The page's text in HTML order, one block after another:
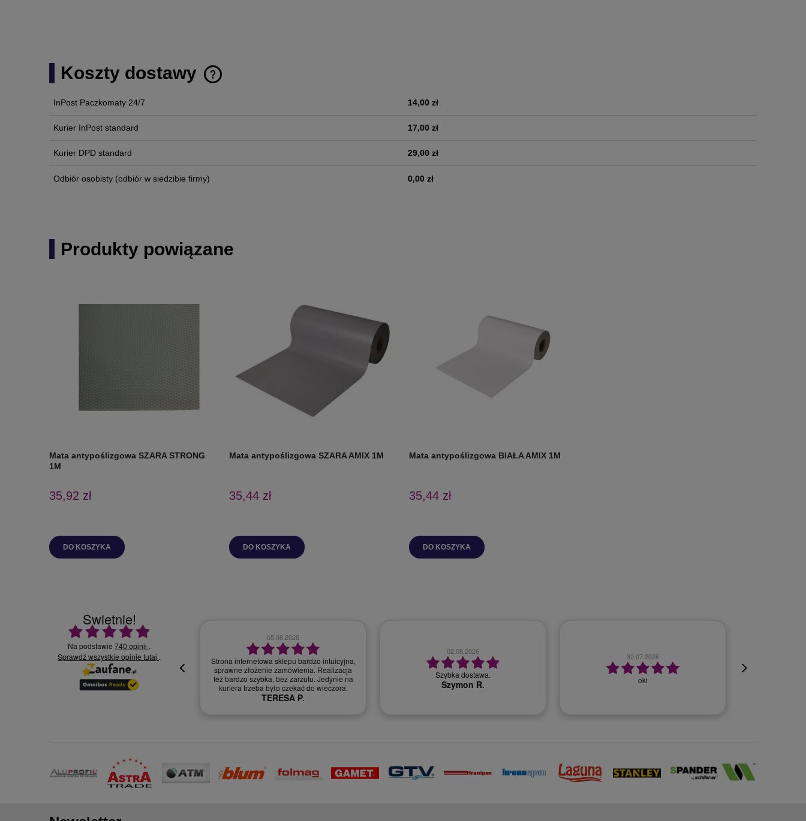
Koszty dostawy
InPost Paczkomaty 24/7 14,00 zł
Kurier InPost standard 17,00 zł
Kurier DPD standard 29,00 zł
Odbiór osobisty (odbiór w siedzibie firmy) 0,00 zł
Produkty powiązane
Mata antypoślizgowa SZARA STRONG
1M
35,92 zł
DO KOSZYKA
Mata antypoślizgowa SZARA AMIX 1M
35,44 zł
DO KOSZYKA
Mata antypoślizgowa BIAŁA AMIX 1M
35,44 zł
DO KOSZYKA
Świetnie!
Ocena średnia 4.9 na 5
Na podstawie 740 opinii .
Sprawdź wszystkie opinie tutaj .
30.07.2026
oki
30.07.2026
Wszystko super, miła i profesjonalna
obsługa.
bardzo dobry kontakt, szybka realizacja
zamówienia
Monika T.
23.07.2026
Szybko, bezproblemowo.